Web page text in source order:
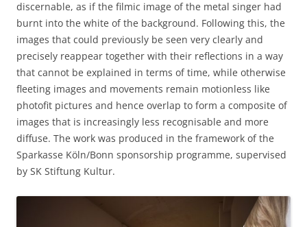
discernable, as if the filmic image of the metal singer had
burnt into the white of the background. Following this, the
images that could previously be seen very clearly and
precisely reappear together with their reflections in a way
that cannot be explained in terms of time, while otherwise
fleeting images and movements remain motionless like
photofit pictures and hence overlap to form a composite of
images that is increasingly less recognisable and more
diffuse. The work was produced in the framework of the
Sparkasse Köln/Bonn sponsorship programme, supervised
by SK Stiftung Kultur.